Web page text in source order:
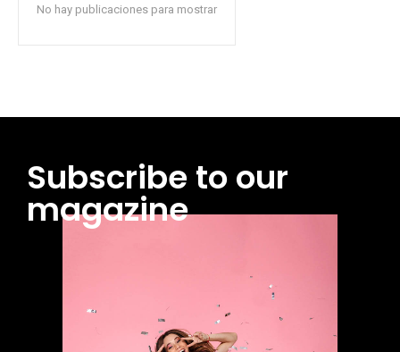
No hay publicaciones para mostrar
Subscribe to our
magazine